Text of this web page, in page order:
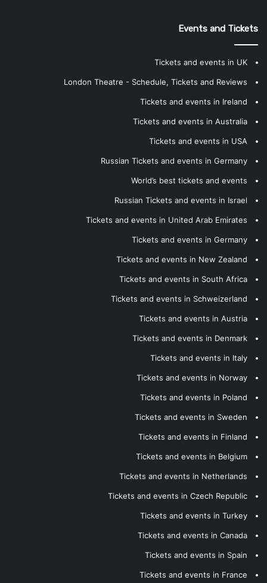
Events and Tickets
Tickets and events in UK
London Theatre - Schedule, Tickets and Reviews
Tickets and events in Ireland
Tickets and events in Australia
Tickets and events in USA
Russian Tickets and events in Germany
World’s best tickets and events
Russian Tickets and events in Israel
Tickets and events in United Arab Emirates
Tickets and events in Germany
Tickets and events in New Zealand
Tickets and events in South Africa
Tickets and events in Schweizerland
Tickets and events in Austria
Tickets and events in Denmark
Tickets and events in Italy
Tickets and events in Norway
Tickets and events in Poland
Tickets and events in Sweden
Tickets and events in Finland
Tickets and events in Belgium
Tickets and events in Netherlands
Tickets and events in Czech Republic
Tickets and events in Turkey
Tickets and events in Canada
Tickets and events in Spain
Tickets and events in France